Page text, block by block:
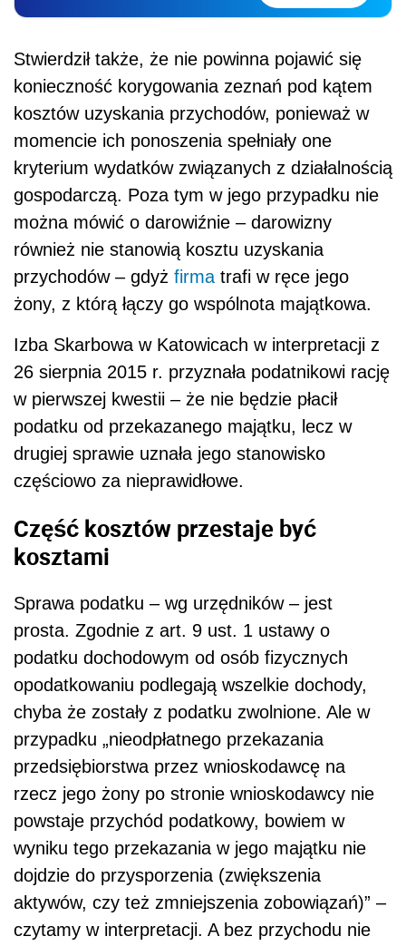
Stwierdził także, że nie powinna pojawić się
konieczność korygowania zeznań pod kątem
kosztów uzyskania przychodów, ponieważ w
momencie ich ponoszenia spełniały one
kryterium wydatków związanych z działalnością
gospodarczą. Poza tym w jego przypadku nie
można mówić o darowiźnie – darowizny
również nie stanowią kosztu uzyskania
przychodów – gdyż firma trafi w ręce jego
żony, z którą łączy go wspólnota majątkowa.
Izba Skarbowa w Katowicach w interpretacji z
26 sierpnia 2015 r. przyznała podatnikowi rację
w pierwszej kwestii – że nie będzie płacił
podatku od przekazanego majątku, lecz w
drugiej sprawie uznała jego stanowisko
częściowo za nieprawidłowe.
Część kosztów przestaje być
kosztami
Sprawa podatku – wg urzędników – jest
prosta. Zgodnie z art. 9 ust. 1 ustawy o
podatku dochodowym od osób fizycznych
opodatkowaniu podlegają wszelkie dochody,
chyba że zostały z podatku zwolnione. Ale w
przypadku „nieodpłatnego przekazania
przedsiębiorstwa przez wnioskodawcę na
rzecz jego żony po stronie wnioskodawcy nie
powstaje przychód podatkowy, bowiem w
wyniku tego przekazania w jego majątku nie
dojdzie do przysporzenia (zwiększenia
aktywów, czy też zmniejszenia zobowiązań)” –
czytamy w interpretacji. A bez przychodu nie